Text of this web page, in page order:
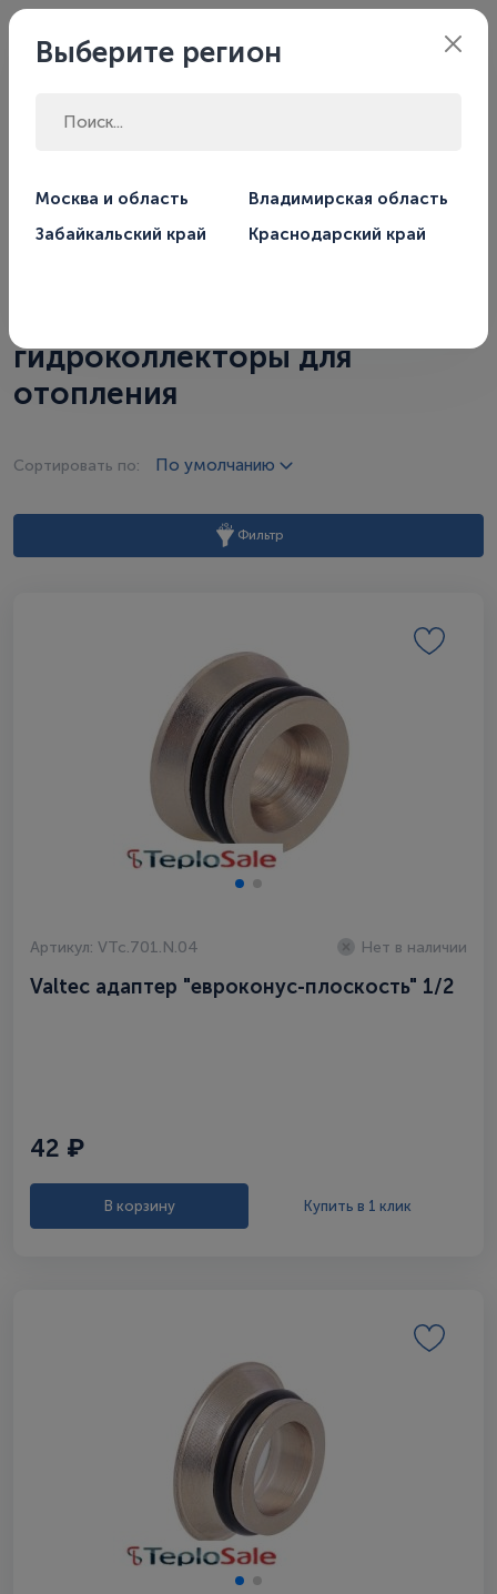
Филиал:
Забайкальский
Гидравлические разделители и коллекторы
гидроколлекторы для
отопления
Сортировать по: По умолчанию
Фильтр
Артикул: VTc.701.N.04 Нет в наличии
Valtec адаптер "евроконус-плоскость" 1/2
42 ₽
В корзину Купить в 1 клик
Выберите регион
Москва и область
Владимирская область
Забайкальский край
Краснодарский край